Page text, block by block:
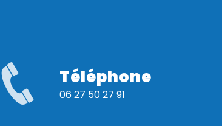
Téléphone
06 27 50 27 91